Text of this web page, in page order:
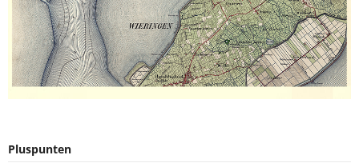
Pluspunten